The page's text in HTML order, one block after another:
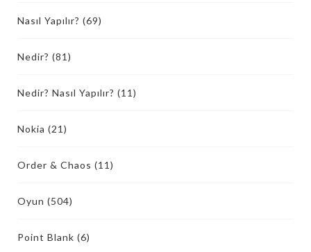
Nasıl Yapılır? (69)
Nedir? (81)
Nedir? Nasıl Yapılır? (11)
Nokia (21)
Order & Chaos (11)
Oyun (504)
Point Blank (6)